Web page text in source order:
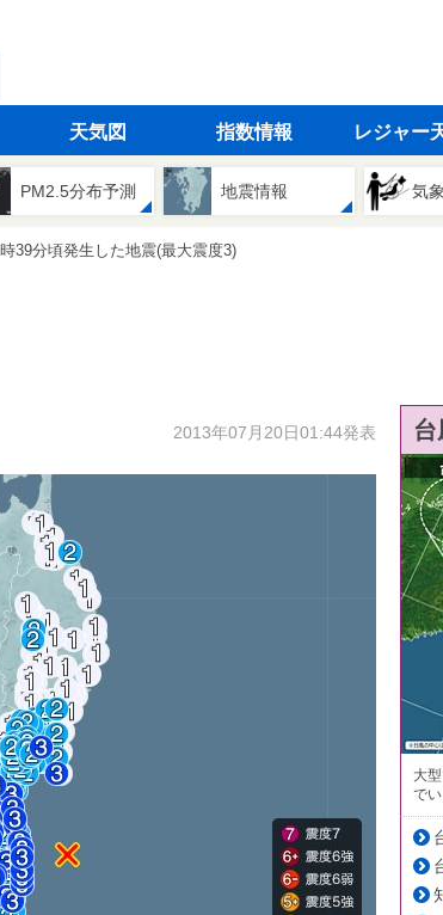
天気図 指数情報 レジャー
PM2.5分布予測 地震情報 気
39分頃発生した地震(最大震度3)
2013年07月20日01:44発表
大
で